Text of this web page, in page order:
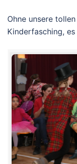
Ohne unsere tollen
Kinderfasching,